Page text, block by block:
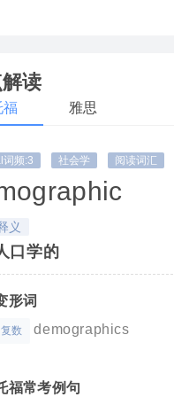
读
福 雅思
词频:3 社会学 阅读词汇
义
口学的
形词
复数 demographics
福常考例句